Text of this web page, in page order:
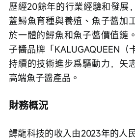
歷經20餘年的行業經驗和發展
蓋鱘魚育種與養殖、魚子醬加
於一體的鱘魚和魚子醬價值鏈
子醬品牌「KALUGAQUEEN（
持續的技術進步爲驅動力，矢
高端魚子醬產品。
財務概況
鱘龍科技的收入由2023年的人